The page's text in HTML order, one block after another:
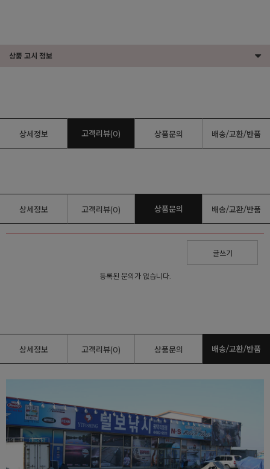
상품 고시 정보
상세정보 고객리뷰(0) 상품문의 배송/교환/반품
상세정보 고객리뷰(0) 상품문의 배송/교환/반품
글쓰기
등록된 문의가 없습니다.
상세정보 고객리뷰(0) 상품문의 배송/교환/반품